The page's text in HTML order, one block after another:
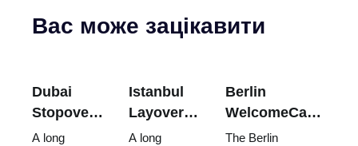
Вас може зацікавити
Dubai
Stopover
Guide:
A long
Istanbul
Layover
Guide:
A long
Berlin
WelcomeCard:
Is It Worth It?
The Berlin